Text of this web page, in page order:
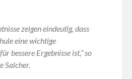
zeigen eindeutig, dass
eine wichtige
bessere Ergebnisse ist,“ so
Salcher.